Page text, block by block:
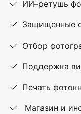
ИИ–ретушь
Защищенные
Отбор
Поддержка
Печать
Магазин и